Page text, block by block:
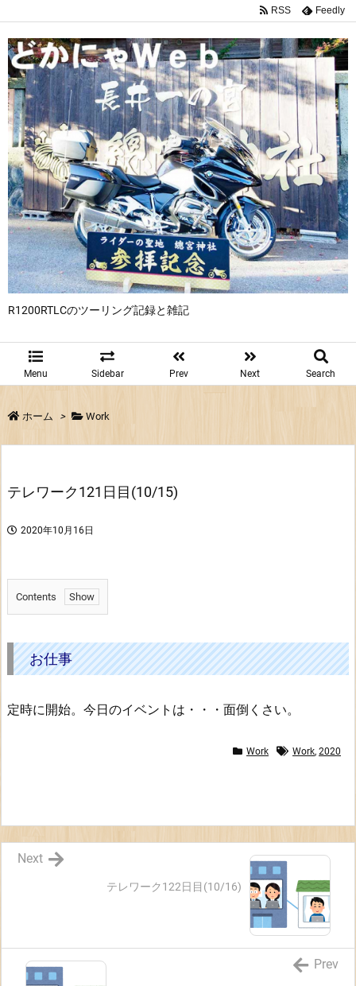
R1200RTLCのツーリング記録と雑記
Menu Sidebar Prev Next Search
RSS Feedly
ホーム > Work
テレワーク121日目(10/15)
2020年10月16日
Contents
1.
仕
事
お仕事
定時に開始。今日のイベントは・・・面倒くさい。
Work Work, 2020
テレワーク122日目(10/16)
Next
Prev